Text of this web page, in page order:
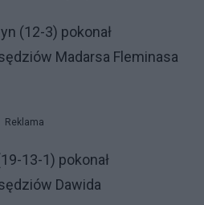
(12-3) pokonał
Madarsa Fleminasa
Reklama
13-1) pokonał
Dawida